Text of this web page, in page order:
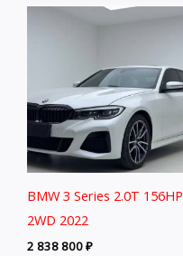
BMW 3 Series 2.0T 156HP
2WD 2022
2 838 800₽